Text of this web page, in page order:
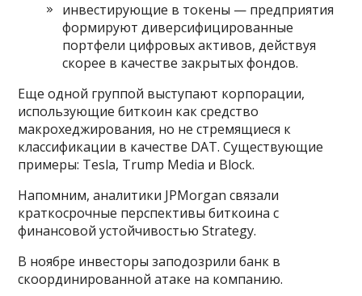
инвестирующие в токены — предприятия
формируют диверсифицированные
портфели цифровых активов, действуя
скорее в качестве закрытых фондов.
Еще одной группой выступают корпорации,
использующие биткоин как средство
макрохеджирования, но не стремящиеся к
классификации в качестве DAT. Существующие
примеры: Tesla, Trump Media и Block.
Напомним, аналитики JPMorgan связали
краткосрочные перспективы биткоина с
финансовой устойчивостью Strategy.
В ноябре инвесторы заподозрили банк в
скоординированной атаке на компанию.